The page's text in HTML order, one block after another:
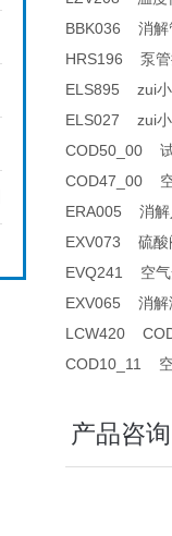
BBK036 消
HRS196 泵
ELS895 zui小
ELS027 zui小
COD50_00
COD47_00 空
ERA005 消解
EXV073 硫酸
EVQ241 空
EXV065 消
LCW420
COD10_11 空
产品咨询